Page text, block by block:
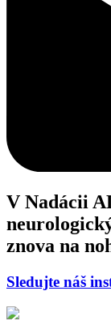
V Nadácii
znova na
Sledujte náš